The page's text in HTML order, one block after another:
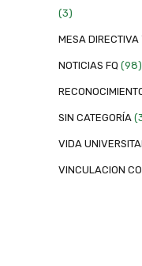
(3)
MESA
NOTICIAS FQ (98)
SIN CATEGORÍA
VIDA
VINCULACION